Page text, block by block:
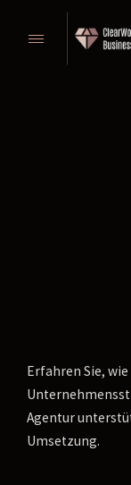
Erfahren Sie,
Agentur
Umsetzung.